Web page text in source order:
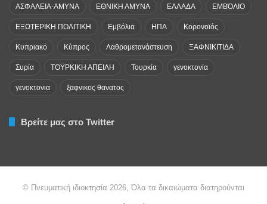
ΑΣΦΑΛΕΙΑ-ΑΜΥΝΑ ΕΘΝΙΚΗ ΑΜΥΝΑ ΕΛΛΑΔΑ ΕΜΒΌΛΙΟ
ΕΞΩΤΕΡΙΚΗ ΠΟΛΙΤΙΚΗ Εμβόλια ΗΠΑ Κορονοϊός
Κυπριακό Κύπρος Λαθρομετανάστευση ΞΑΦΝΙΚΙΤΙΔΑ
Συρία ΤΟΥΡΚΙΚΗ ΑΠΕΙΛΗ Τουρκία γενοκτονία
γενοκτονια ξαφνικος θανατος
Βρείτε μας στο Twitter
© Πνευματική ιδιοκτησία 2026, Όλα τα δικαιώματα διατηρούνται